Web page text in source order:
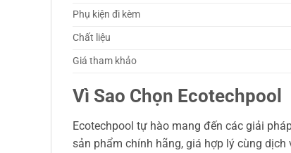
Phụ kiện đi kèm
Chất liệu
Giá tham khảo
Vì Sao Chọn Ecotechpool
Ecotechpool tự hào mang đến các giải
sản phẩm chính hãng, giá hợp lý cùng